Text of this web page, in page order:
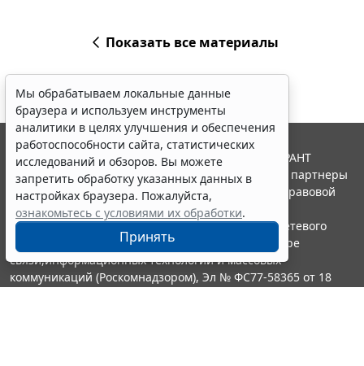
Показать все материалы
Мы обрабатываем локальные данные
браузера и используем инструменты
аналитики в целях улучшения и обеспечения
работоспособности сайта, статистических
исследований и обзоров. Вы можете
запретить обработку указанных данных в
настройках браузера. Пожалуйста,
ознакомьтесь с условиями их обработки.
Принять
© ООО "НПП "ГАРАНТ-СЕРВИС", 2026. Система ГАРАНТ
выпускается с 1990 года. Компания "Гарант" и ее партнеры
являются участниками Российской ассоциации правовой
информации ГАРАНТ.
Портал ГАРАНТ.РУ зарегистрирован в качестве сетевого
издания Федеральной службой по надзору в сфере
связи,информационных технологий и массовых
коммуникаций (Роскомнадзором), Эл № ФС77-58365 от 18